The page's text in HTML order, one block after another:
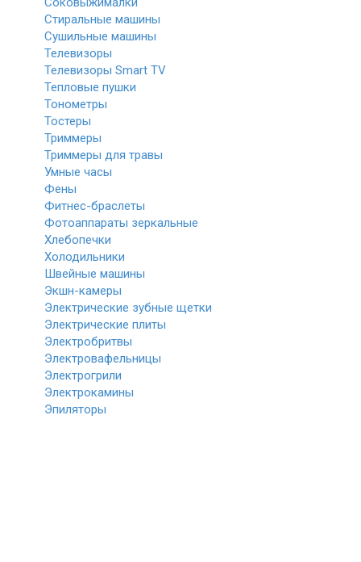
Стиральные машины
Сушильные машины
Телевизоры
Телевизоры Smart TV
Тепловые пушки
Тонометры
Тостеры
Триммеры
Триммеры для травы
Умные часы
Фены
Фитнес-браслеты
Фотоаппараты зеркальные
Хлебопечки
Холодильники
Швейные машины
Экшн-камеры
Электрические зубные щетки
Электрические плиты
Электробритвы
Электровафельницы
Электрогрили
Электрокамины
Эпиляторы